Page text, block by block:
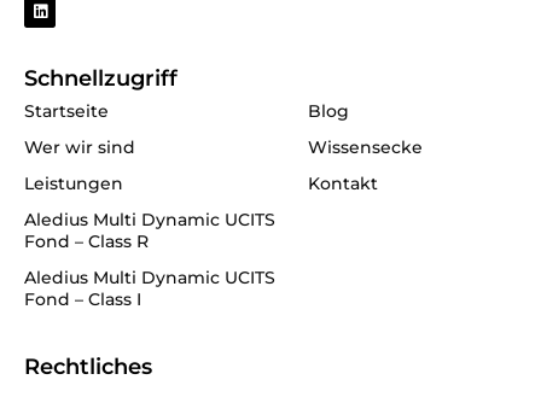
i
n
d
n
Schnellzugriff
Startseite
Wer wir sind
Leistungen
Aledius Multi Dynamic UCITS
Fond – Class R
Aledius Multi Dynamic UCITS
Fond – Class I
Blog
Wissensecke
Kontakt
Rechtliches